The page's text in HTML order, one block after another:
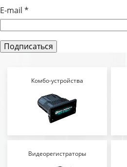
E-mail *
Комбо-устройства
Видеорегистраторы